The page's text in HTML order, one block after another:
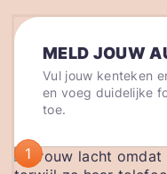
MELD JOUW
Vul jouw kenteken
en voeg duidelijke
toe.
1